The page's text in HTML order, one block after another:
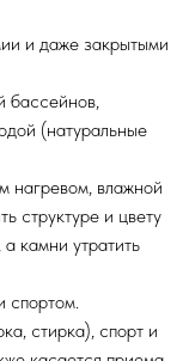
и даже закрытыми
бассейнов,
(натуральные
нагревом, влажной
структуре и цвету
камни утратить
спортом.
стирка), спорт и